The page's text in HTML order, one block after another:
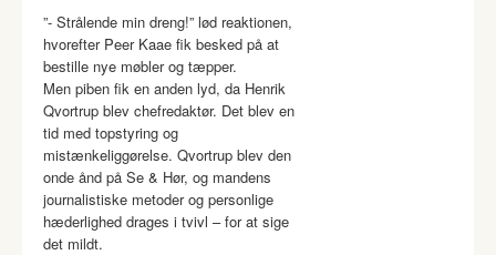
”- Strålende min dreng!” lød reaktionen,
hvorefter Peer Kaae fik besked på at
bestille nye møbler og tæpper.
Men piben fik en anden lyd, da Henrik
Qvortrup blev chefredaktør. Det blev en
tid med topstyring og
mistænkeliggørelse. Qvortrup blev den
onde ånd på Se & Hør, og mandens
journalistiske metoder og personlige
hæderlighed drages i tvivl – for at sige
det mildt.